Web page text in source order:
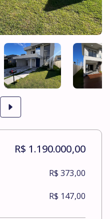
R$ 1.190.000,00
R$ 373,00
R$ 147,00